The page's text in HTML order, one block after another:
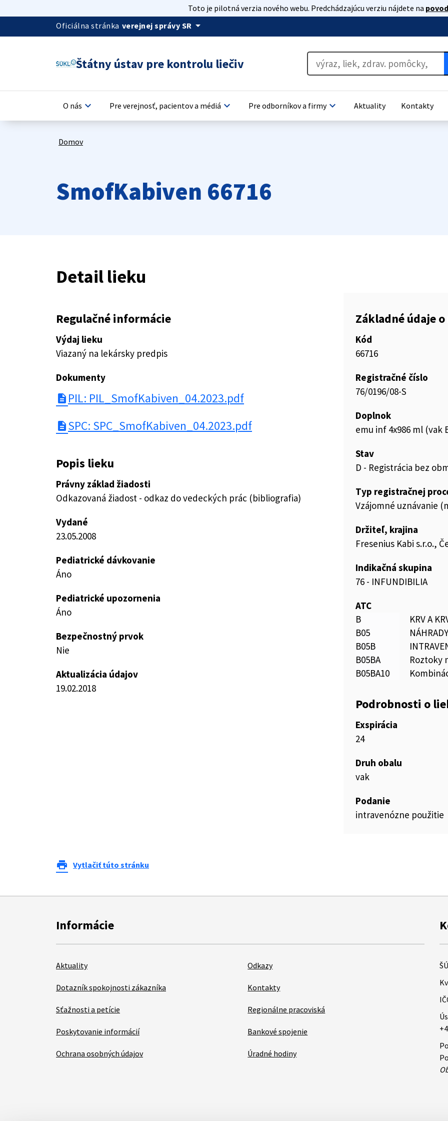
Toto je pilotná verzia nového webu. Predchádzajúcu verziu nájdete na
Oficiálna stránka verejnej správy SR arrow_drop_down
Štátny ústav pre kontrolu liečiv
O nás keyboard_arrow_down Pre verejnosť, pacientov a médiá keyboard_arrow_down Pre odborníkov a firmykeyboard_arrow_down Aktuality Kontakty
Domov
SmofKabiven 66716
Detail lieku
Regulačné informácie
Výdaj lieku
Viazaný na lekársky predpis
Dokumenty
description PIL: PIL_SmofKabiven_04.2023.pdf
description SPC: SPC_SmofKabiven_04.2023.pdf
Popis lieku
Právny základ žiadosti
Odkazovaná žiadost - odkaz do vedeckých prác (bibliografia)
Vydané
23.05.2008
Pediatrické dávkovanie
Áno
Pediatrické upozornenia
Áno
Bezpečnostný prvok
Nie
Aktualizácia údajov
19.02.2018
Základné údaje
Kód
66716
Registračné číslo
76/0196/08-S
Doplnok
emu inf 4x986 ml (vak
Stav
D - Registrácia bez
Typ registračnej
Vzájomné uznávanie
Držiteľ, krajina
Fresenius Kabi s.r.o.,
Indikačná skupina
76 - INFUNDIBILIA
ATC
B
KRV A
B05
B05B
B05BA
Roztoky
B05BA10
Podrobnosti o
Exspirácia
24
Druh obalu
vak
Podanie
intravenózne použitie
print Vytlačiť túto stránku
Informácie
Aktuality
Dotazník spokojnosti zákazníka
Sťažnosti a petície
Poskytovanie informácií
Ochrana osobných údajov
Odkazy
Kontakty
Regionálne pracoviská
Bankové spojenie
Úradné hodiny